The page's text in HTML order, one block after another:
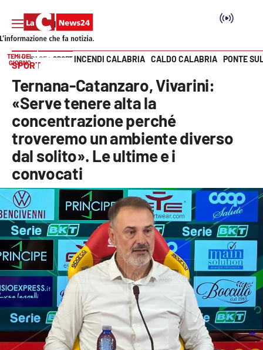
SEZIONI
Cronaca
Politica
Attualità
Economia e lavoro
Italia Mondo
Sanità
Sport
Cultura
Vai
TEMI DEL
GIORNO
INCENDI CALABRIA CALDO CALABRIA PONTE
HOME PAGE SPORT
SPORT
Ternana-Catanzaro, Vivarini:
«Serve tenere alta la
concentrazione perché
troveremo un ambiente diverso
dal solito». Le ultime e i
convocati